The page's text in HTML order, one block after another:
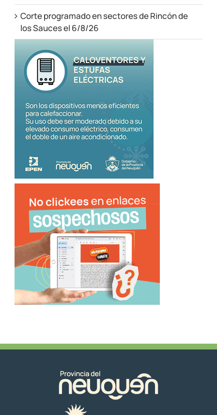
Corte programado en sectores de Rincón de
los Sauces el 6/8/26